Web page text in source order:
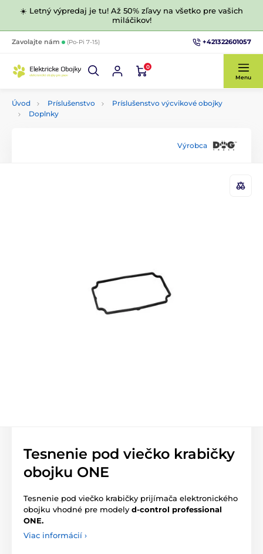
☀️ Letný výpredaj je tu! Až 50% zľavy na všetko pre vašich
miláčikov!
Zavolajte nám (Po-Pi 7-15) +421322601057
0
Menu
Úvod Príslušenstvo
Príslušenstvo výcvikové obojky
Doplnky
Výrobca
Tesnenie pod viečko krabičky
obojku ONE
Tesnenie pod viečko krabičky prijímača elektronického
obojku vhodné pre modely d-control professional
ONE.
Viac informácií ›